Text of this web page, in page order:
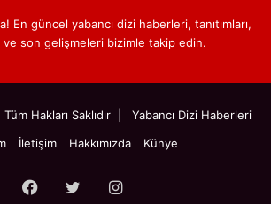
En güncel yabancı dizi haberleri, tanıtımları,
ve son gelişmeleri bizimle takip edin.
Hakları Saklıdır | Yabancı Dizi Haberleri
İletişim Hakkımızda Künye
Facebook
TwitterInstagram